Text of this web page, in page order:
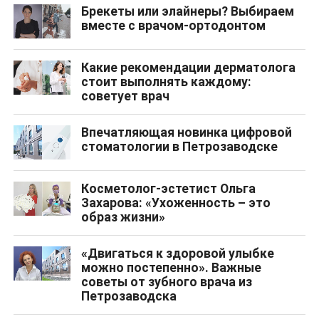
Брекеты или элайнеры? Выбираем
вместе с врачом-ортодонтом
Какие рекомендации дерматолога
стоит выполнять каждому:
советует врач
Впечатляющая новинка цифровой
стоматологии в Петрозаводске
Косметолог-эстетист Ольга
Захарова: «Ухоженность – это
образ жизни»
«Двигаться к здоровой улыбке
можно постепенно». Важные
советы от зубного врача из
Петрозаводска